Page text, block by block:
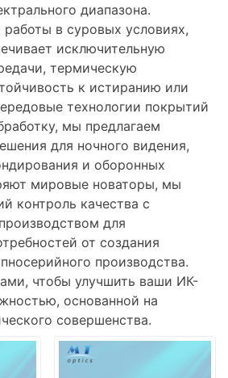
диапазона.
работы в суровых условиях,
исключительную
термическую
к истиранию или
технологии покрытий
мы предлагаем
для ночного видения,
и оборонных
мировые новаторы, мы
контроль качества с
для
от создания
производства.
чтобы улучшить ваши ИК-
основанной на
совершенства.